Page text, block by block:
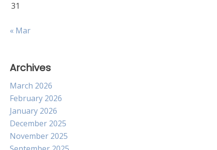
31
« Mar
Archives
March 2026
February 2026
January 2026
December 2025
November 2025